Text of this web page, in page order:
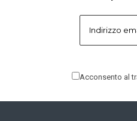
Acconsento al